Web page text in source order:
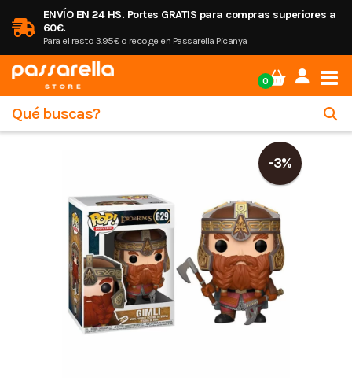
ENVÍO EN 24 HS. Portes GRATIS para compras superiores a
60€.
Para el resto 3.95€ o recoge en Passarella Picanya
0
-3%